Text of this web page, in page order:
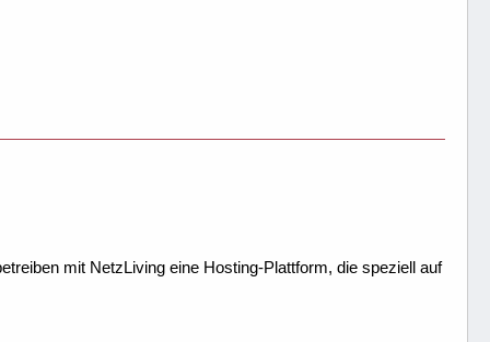
mit NetzLiving eine Hosting-Plattform, die speziell auf